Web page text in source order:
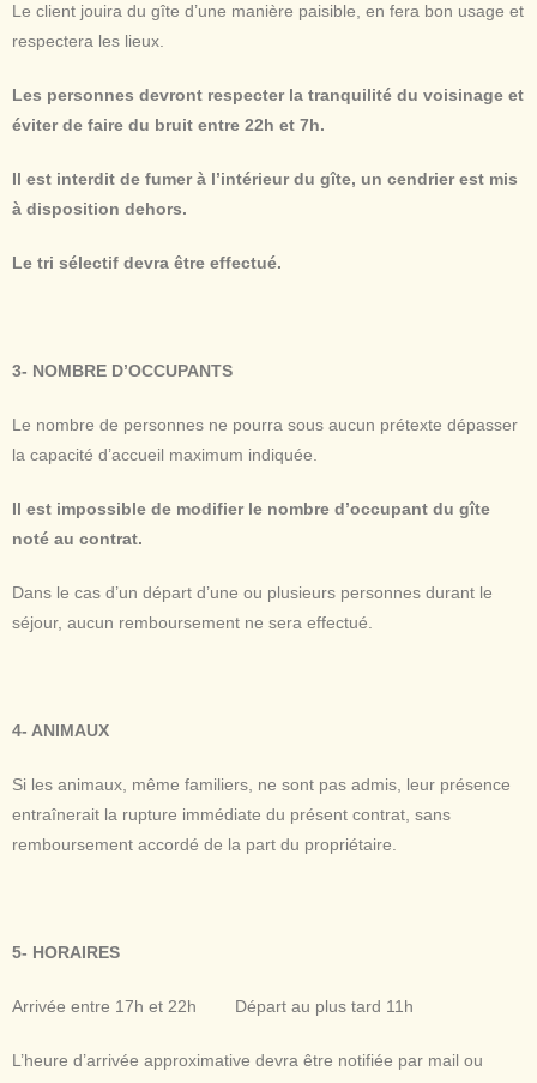
Le client jouira du gîte d’une manière paisible, en fera bon usage et
respectera les lieux.
Les personnes devront respecter la tranquilité du voisinage et
éviter de faire du bruit entre 22h et 7h.
Il est interdit de fumer à l’intérieur du gîte, un cendrier est mis
à disposition dehors.
Le tri sélectif devra être effectué.
3- NOMBRE D’OCCUPANTS
Le nombre de personnes ne pourra sous aucun prétexte dépasser
la capacité d’accueil maximum indiquée.
Il est impossible de modifier le nombre d’occupant du gîte
noté au contrat.
Dans le cas d’un départ d’une ou plusieurs personnes durant le
séjour, aucun remboursement ne sera effectué.
4- ANIMAUX
Si les animaux, même familiers, ne sont pas admis, leur présence
entraînerait la rupture immédiate du présent contrat, sans
remboursement accordé de la part du propriétaire.
5- HORAIRES
Arrivée entre 17h et 22h Départ au plus tard 11h
L’heure d’arrivée approximative devra être notifiée par mail ou